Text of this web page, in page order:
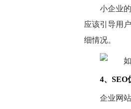
小企业
应该引导用
细情况。
4、SEO
企业网